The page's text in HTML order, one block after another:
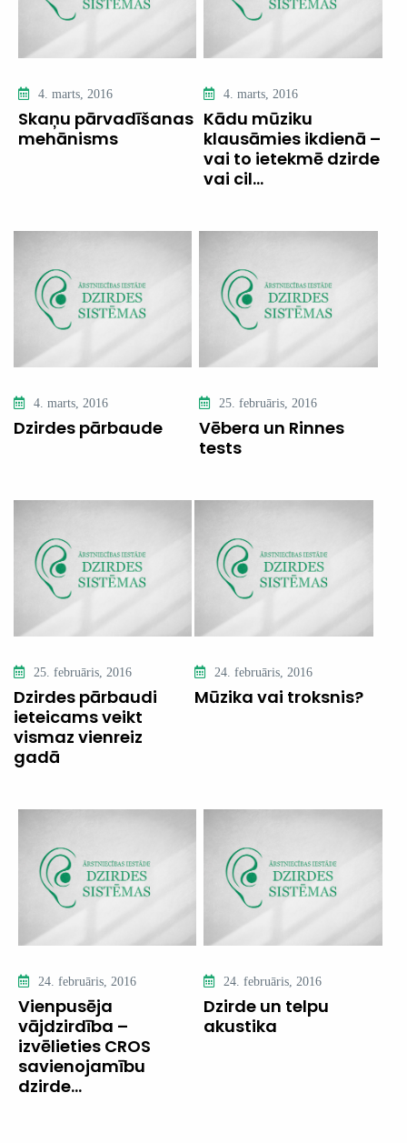
4. marts, 2016
Skaņu pārvadīšanas
mehānisms
4. marts, 2016
Kādu mūziku
klausāmies ikdienā –
vai to ietekmē dzirde
vai cil...
4. marts, 2016
Dzirdes pārbaude
25. februāris, 2016
Vēbera un Rinnes
tests
25. februāris, 2016
Dzirdes pārbaudi
ieteicams veikt
vismaz vienreiz
gadā
24. februāris, 2016
Mūzika vai troksnis?
24. februāris, 2016
Vienpusēja
vājdzirdība –
izvēlieties CROS
savienojamību
dzirde...
24. februāris, 2016
Dzirde un telpu
akustika